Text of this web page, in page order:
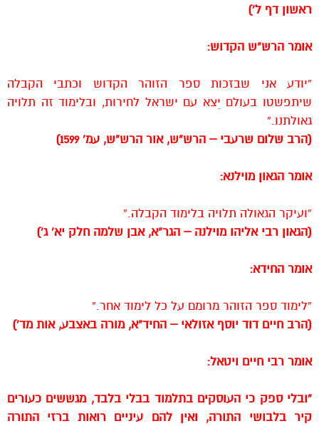
ראשון דף ל’)
אומר הרש”ש הקדוש:
“יודע אני שבזכות ספר הזוהר הקדוש וכתבי הקבלה
שיתפשטו בעולם יֵצא עם ישראל לחירות, ובלימוד זה תלויה
גאולתנו.”
(הרב שלום שרעבי – הרש”ש, אור הרש”ש, עמ’ 1599)
אומר הגאון מוילנא:
“ועיקר הגאולה תלויה בלימוד הקבלה.”
(הגאון רבי אליהו מוילנה – הגר”א, אבן שלמה חלק יא’ ג’)
אומר החידא:
“לימוד ספר הזוהר מרומם על כל לימוד אחר.”
(הרב חיים דוד יוסף אזולאי – החיד”א, מורה באצבע, אות מד’)
אומר רבי חיים ויטאל:
“ובלי ספק כי העוסקים בתלמוד בבלי בלבד, מגששים כעורים
קיר בלבושי התורה, ואין להם עיניים רואות ברזי התורה